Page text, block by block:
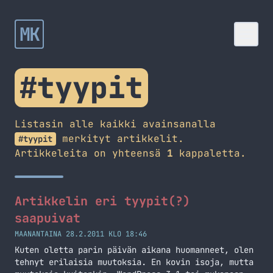
MK
#tyypit
Listasin alle kaikki avainsanalla
#tyypit
merkityt artikkelit.
Artikkeleita on yhteensä 1 kappaletta.
Artikkelin eri tyypit(?)
saapuivat
MAANANTAINA 28.2.2011 KLO 18:46
Kuten oletta parin päivän aikana huomanneet, olen
tehnyt erilaisia muutoksia. En kovin isoja, mutta